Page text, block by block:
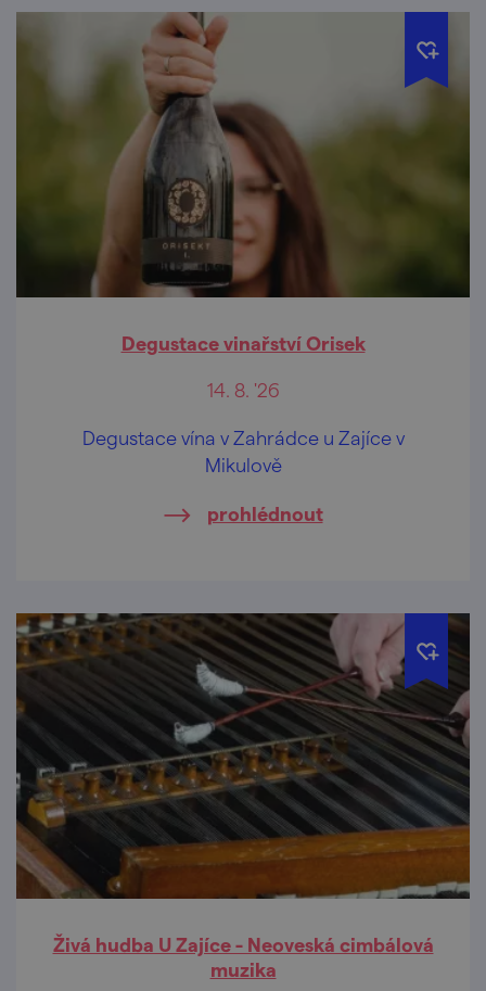
Degustace vinařství Orisek
14. 8. '26
Degustace vína v Zahrádce u Zajíce v
Mikulově
prohlédnout
Živá hudba U Zajíce - Neoveská cimbálová
muzika